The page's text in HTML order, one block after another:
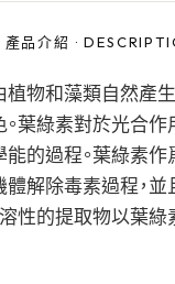
產品介紹 ·
物和藻類自然產
葉綠素對於光合作
的過程。葉綠素
解除毒素過程，
性的提取物以葉綠